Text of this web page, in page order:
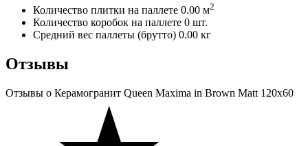
Количество плитки на паллете 0.00 м2
Количество коробок на паллете 0 шт.
Средний вес паллеты (брутто) 0.00 кг
Отзывы
Отзывы о Керамогранит Queen Maxima in Brown Matt 120х60